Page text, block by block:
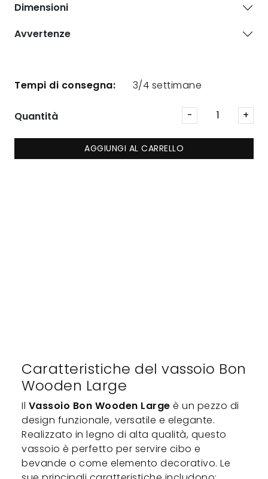
Caratteristiche del vassoio Bon
Wooden Large
Il Vassoio Bon Wooden Large è un pezzo di
design funzionale, versatile e elegante.
Realizzato in legno di alta qualità, questo
vassoio è perfetto per servire cibo e
bevande o come elemento decorativo. Le
Dimensioni
Avvertenze
Tempi di consegna: 3/4 settimane
Quantità
AGGIUNGI AL CARRELLO